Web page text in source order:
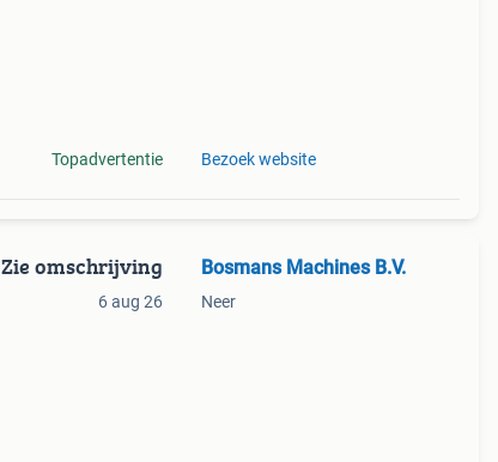
Topadvertentie Bezoek website
Zie omschrijving
6 aug 26
Bosmans Machines B.V.
Neer